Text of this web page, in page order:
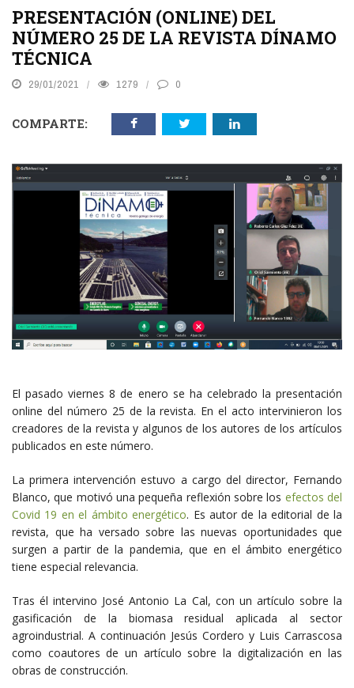
PRESENTACIÓN (ONLINE) DEL
NÚMERO 25 DE LA REVISTA DÍNAMO
TÉCNICA
29/01/2021 1279 0
COMPARTE:
El pasado viernes 8 de enero se ha celebrado la presentación
online del número 25 de la revista. En el acto intervinieron los
creadores de la revista y algunos de los autores de los artículos
publicados en este número.
La primera intervención estuvo a cargo del director, Fernando
Blanco, que motivó una pequeña reflexión sobre los efectos del
Covid 19 en el ámbito energético. Es autor de la editorial de la
revista, que ha versado sobre las nuevas oportunidades que
surgen a partir de la pandemia, que en el ámbito energético
tiene especial relevancia.
Tras él intervino José Antonio La Cal, con un artículo sobre la
gasificación de la biomasa residual aplicada al sector
agroindustrial. A continuación Jesús Cordero y Luis Carrascosa
como coautores de un artículo sobre la digitalización en las
obras de construcción.